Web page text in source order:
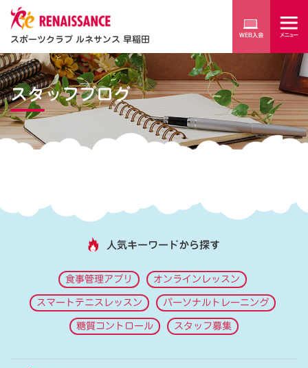
スポーツクラブ ルネサンス 早稲田
スタッフブログ
人気キーワードから探す
食事管理アプリ オンラインレッスン
スマートテニスレッスン パーソナルトレーニング
糖質コントロール スタッフ募集